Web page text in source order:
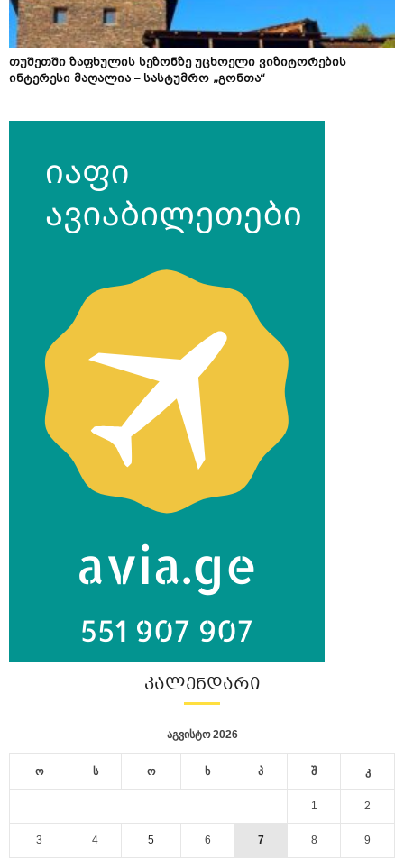
თუშეთში ზაფხულის სეზონზე უცხოელი ვიზიტორების
ინტერესი მაღალია – სასტუმრო „გონთა“
ᲙᲐᲚᲔᲜᲓᲐᲠᲘ
აგვისტო 2026
ო ს ო ხ პ შ კ
1 2
3 4 5 6 7 8 9